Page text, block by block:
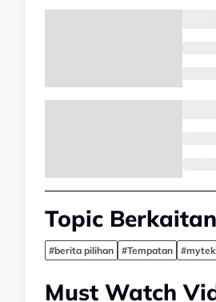
Topic Berkaitan
#berita pilihan #Tempatan
Must Watch